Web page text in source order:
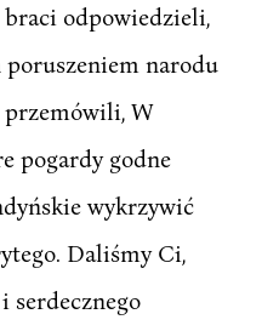
odpowiedzieli,
narodu
przemówili, W
pogardy godne
wykrzywić
Daliśmy Ci,
serdecznego